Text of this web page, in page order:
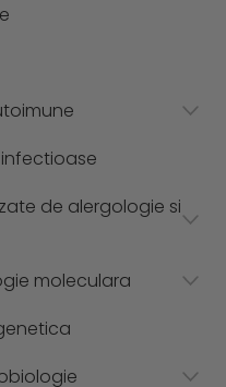
de alergologie si
moleculara